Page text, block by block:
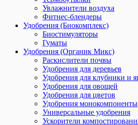
Увлажнители воздуха
Фитнес-блендеры
Удобрения (Биокомплекс)
Биостимуляторы
Гуматы
Удобрения (Органик Микс)
Раскислители почвы
Удобрения для деревьев
Удобрения для клубники и
Удобрения для овощей
Удобрения для цветов
Удобрения монокомпоненты
Универсальные удобрения
Ускорители